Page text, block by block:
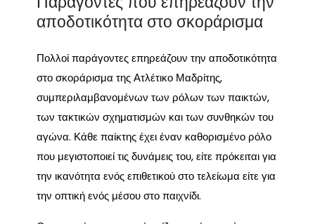
αποδοτικότητα στο σκοράρισμα
Πολλοί παράγοντες επηρεάζουν την αποδοτικότητα
στο σκοράρισμα της Ατλέτικο Μαδρίτης,
συμπεριλαμβανομένων των ρόλων των παικτών,
των τακτικών σχηματισμών και των συνθηκών του
αγώνα. Κάθε παίκτης έχει έναν καθορισμένο ρόλο
που μεγιστοποιεί τις δυνάμεις του, είτε πρόκειται για
την ικανότητα ενός επιθετικού στο τελείωμα είτε για
την οπτική ενός μέσου στο παιχνίδι.